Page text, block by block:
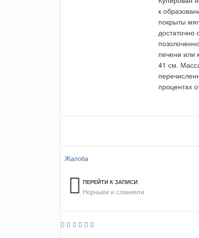
к
покрыты
печени или
41 см.
процентах
Жалоба
ПЕРЕЙТИ К ЗАПИСИ
Норныеи и спаниели